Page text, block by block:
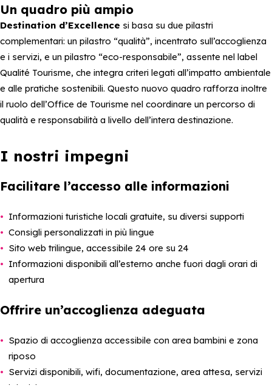
Un quadro più ampio
Destination d’Excellence si basa su due pilastri
complementari: un pilastro “qualità”, incentrato sull’accoglienza
e i servizi, e un pilastro “eco-responsabile”, assente nel label
Qualité Tourisme, che integra criteri legati all’impatto ambientale
e alle pratiche sostenibili. Questo nuovo quadro rafforza inoltre
il ruolo dell’Office de Tourisme nel coordinare un percorso di
qualità e responsabilità a livello dell’intera destinazione.
I nostri impegni
Facilitare l’accesso alle informazioni
Informazioni turistiche locali gratuite, su diversi supporti
Consigli personalizzati in più lingue
Sito web trilingue, accessibile 24 ore su 24
Informazioni disponibili all’esterno anche fuori dagli orari di
apertura
Offrire un’accoglienza adeguata
Spazio di accoglienza accessibile con area bambini e zona
riposo
Servizi disponibili, wifi, documentazione, area attesa, servizi